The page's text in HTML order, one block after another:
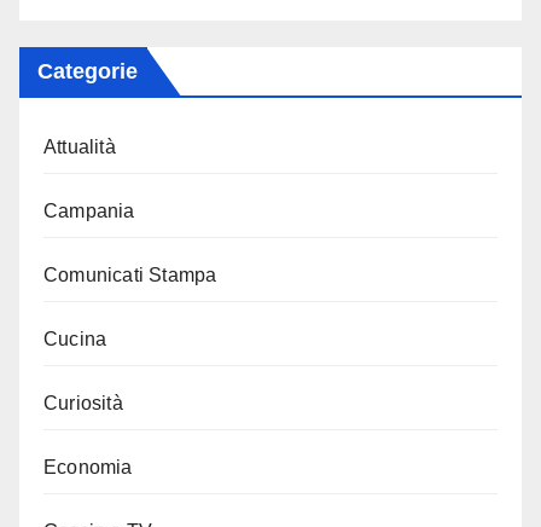
Categorie
Attualità
Campania
Comunicati Stampa
Cucina
Curiosità
Economia